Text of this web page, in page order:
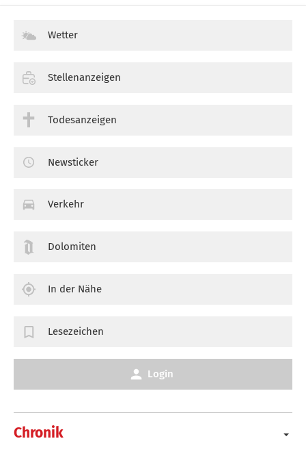
Chronik
Wetter
Stellenanzeigen
Todesanzeigen
Newsticker
Verkehr
Dolomiten
In der Nähe
Lesezeichen
Login